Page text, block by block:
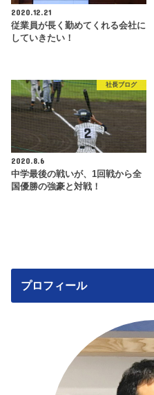
2020.12.21
従業員が長く勤めてくれる会社に
していきたい！
社長ブログ
2020.8.6
中学最後の戦いが、1回戦から全
国優勝の強豪と対戦！
プロフィール